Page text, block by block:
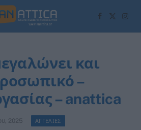
Facebook
X
(Twitter)
και
–
– anattica
2025 ΑΓΓΕΛΙΕΣ